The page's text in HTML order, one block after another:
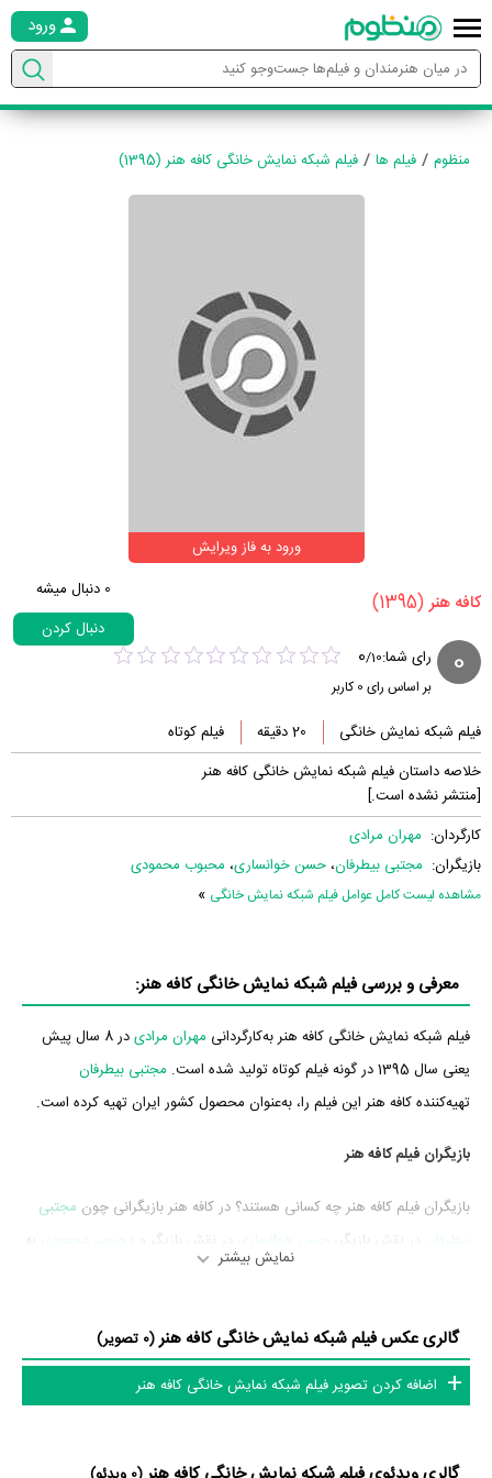
ورود
منظوم فیلم ها فیلم شبکه نمایش خانگی کافه هنر (1395)
ورود به فاز ویرایش
‏کافه هنر‏(1395)
0 دنبال میشه
دنبال کردن
0 رای شما: 0/10
بر اساس رای 0کاربر
فیلم شبکه نمایش خانگی 20 دقیقه
فیلم کوتاه
خلاصه داستان فیلم شبکه نمایش خانگی کافه هنر
[منتشر نشده است.]
کارگردان: مهران مرادی
بازیگران: مجتبی بیطرفان، حسن خوانساری، محبوب محمودی
مشاهده لیست کامل عوامل فیلم شبکه نمایش خانگی »
معرفی و بررسی فیلم شبکه نمایش خانگی کافه هنر:
فیلم شبکه نمایش خانگی کافه هنر به‌کارگردانی مهران مرادی
در 8 سال پیش
یعنی سال 1395 در گونه فیلم کوتاه تولید شده است.
مجتبی بیطرفان
تهیه‌کننده کافه هنر این فیلم را، به‌عنوان محصول کشور ایران تهیه کرده است.
بازیگران فیلم کافه هنر
بازیگران فیلم کافه هنر چه کسانی هستند؟ در کافه هنر بازیگرانی چون مجتبی
بیطرفان
در نقش بازیگر، حسن خوانساری در نقش بازیگر و
با تعداد شخصیت‌های داستانی کم عنوان کرد.
متوسط سن بازیگران کافه هنر براساس میزان سنی که از آنها در دایرةالمعارف
می‌دهد بازیگران کافه هنر عمدتا از جوانان هستند.
نمایش بیشتر
گالری عکس فیلم شبکه نمایش خانگی کافه هنر(0 تصویر)
اضافه کردن تصویر فیلم شبکه نمایش خانگی کافه هنر